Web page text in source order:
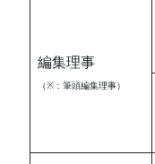
編集理事
（※：筆頭編集理事）